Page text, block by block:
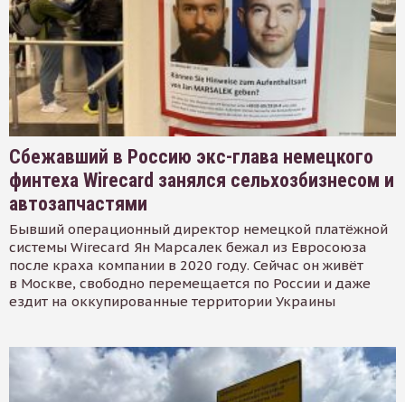
Сбежавший в Россию экс-глава немецкого
финтеха Wirecard занялся сельхозбизнесом и
автозапчастями
Бывший операционный директор немецкой платёжной
системы Wirecard Ян Марсалек бежал из Евросоюза
после краха компании в 2020 году. Сейчас он живёт
в Москве, свободно перемещается по России и даже
ездит на оккупированные территории Украины